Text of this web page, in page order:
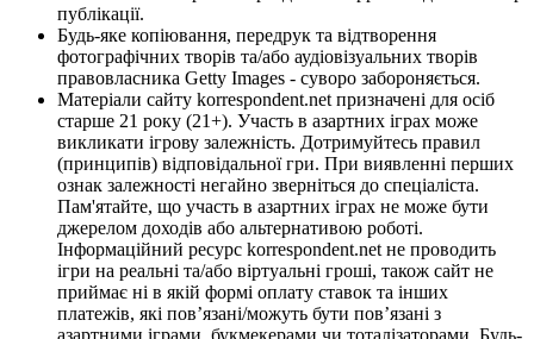
публікації.
Будь-яке копіювання, передрук та відтворення
фотографічних творів та/або аудіовізуальних творів
правовласника Getty Images - суворо забороняється.
Матеріали сайту korrespondent.net призначені для осіб
старше 21 року (21+). Участь в азартних іграх може
викликати ігрову залежність. Дотримуйтесь правил
(принципів) відповідальної гри. При виявленні перших
ознак залежності негайно зверніться до спеціаліста.
Пам'ятайте, що участь в азартних іграх не може бути
джерелом доходів або альтернативою роботі.
Інформаційний ресурс korrespondent.net не проводить
ігри на реальні та/або віртуальні гроші, також сайт не
приймає ні в якій формі оплату ставок та інших
платежів, які пов’язані/можуть бути пов’язані з
азартними іграми, букмекерами чи тоталізаторами. Будь-